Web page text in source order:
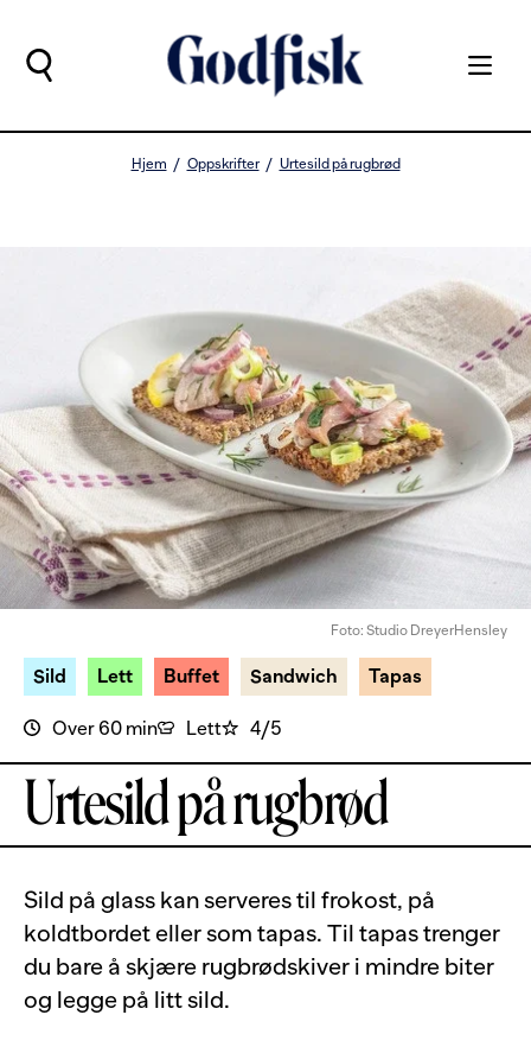
Hjem Oppskrifter Urtesild på rugbrød
Foto: Studio DreyerHensley
Sild Lett Buffet Sandwich Tapas
Over 60 min Lett 4/5
Urtesild på rugbrød
Sild på glass kan serveres til frokost, på
koldtbordet eller som tapas. Til tapas trenger
du bare å skjære rugbrødskiver i mindre biter
og legge på litt sild.